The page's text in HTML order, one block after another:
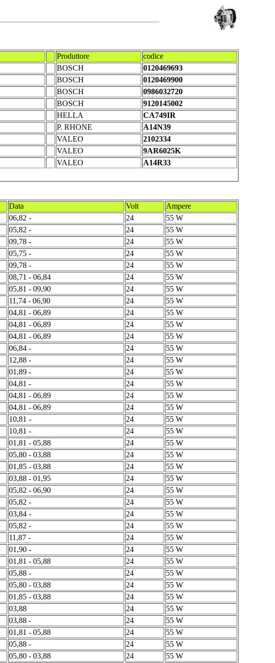
Produttore
codice
BOSCH
0120469693
BOSCH
0120469900
BOSCH
0986032720
BOSCH
9120145002
HELLA
CA749IR
P. RHONE
A14N39
VALEO
2102334
VALEO
9AR6025K
VALEO
A14R33
Data Volt
Ampere
06,82 - 24
55 W
05,82 - 24
55 W
09,78 - 24
55 W
05,75 - 24
55 W
09,78 - 24
55 W
08,71 - 06,84 24
55 W
05,81 - 09,90 24
55 W
11,74 - 06,90 24
55 W
04,81 - 06,89 24
55 W
04,81 - 06,89 24
55 W
04,81 - 06,89 24
55 W
06,84 - 24
55 W
12,88 - 24
55 W
01,89 - 24
55 W
04,81 - 24
55 W
04,81 - 06,89 24
55 W
04,81 - 06,89 24
55 W
10,81 - 24
55 W
10,81 - 24
55 W
01,81 - 05,88 24
55 W
05,80 - 03,88 24
55 W
01,85 - 03,88 24
55 W
03,88 - 01,95 24
55 W
05,82 - 06,90 24
55 W
05,82 - 24
55 W
03,84 - 24
55 W
05,82 - 24
55 W
11,87 - 24
55 W
01,90 - 24
55 W
01,81 - 05,88 24
55 W
05,88 - 24
55 W
05,80 - 03,88 24
55 W
01,85 - 03,88 24
55 W
03,88 24
55 W
03,88 - 24
55 W
01,81 - 05,88 24
55 W
05,88 - 24
55 W
05,80 - 03,88 24 55 W